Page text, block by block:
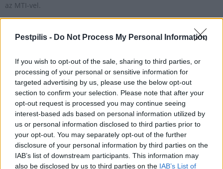
Pestpilis - Do Not Process My Personal Information
If you wish to opt-out of the sale, sharing to third parties, or
processing of your personal or sensitive information for
targeted advertising by us, please use the below opt-out
section to confirm your selection. Please note that after your
opt-out request is processed you may continue seeing
interest-based ads based on personal information utilized by
us or personal information disclosed to third parties prior to
your opt-out. You may separately opt-out of the further
disclosure of your personal information by third parties on the
IAB’s list of downstream participants. This information may
also be disclosed by us to third parties on the IAB’s List of
az MTI-vel.
1
HÍRLEVÉL
Név
E-mail cím